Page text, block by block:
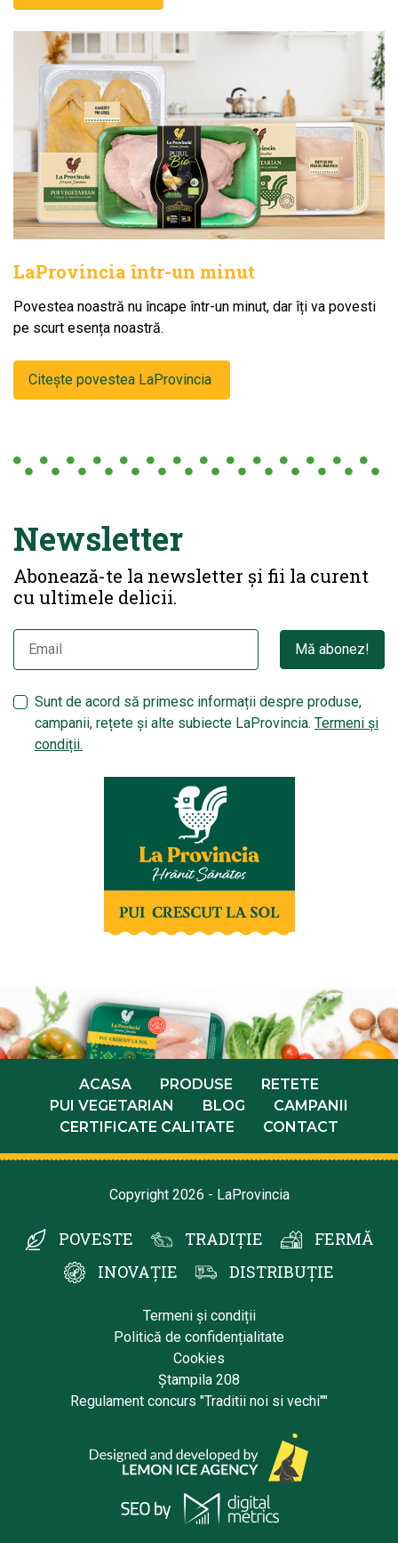
LaProvincia într-un minut
Povestea noastră nu încape într-un minut, dar îți va povesti
pe scurt esența noastră.
Citește povestea LaProvincia
Newsletter
Abonează-te la newsletter și fii la curent
cu ultimele delicii.
Mă abonez!
Sunt de acord să primesc informații despre produse,
campanii, rețete și alte subiecte LaProvincia. Termeni și
condiții.
ACASA PRODUSE
RETETE
PUI VEGETARIAN
BLOG
CAMPANII
CERTIFICATE CALITATE
CONTACT
Copyright 2026 - LaProvincia
POVESTE TRADIȚIE
FERMĂ
INOVAȚIE
DISTRIBUȚIE
Termeni și condiții
Politică de confidențialitate
Cookies
Ștampila 208
Regulament concurs "Traditii noi si vechi""